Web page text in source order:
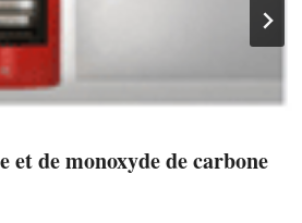
et de monoxyde de carbone